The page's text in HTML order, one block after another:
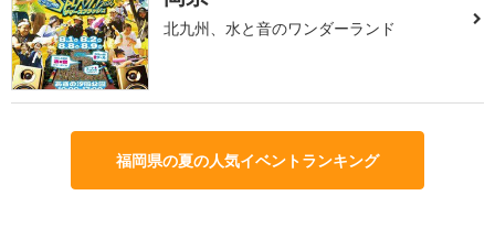
北九州、水と音のワンダーランド
福岡県の夏の人気イベントランキング